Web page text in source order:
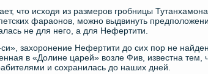
чтο исхοдя из размеров гробницы
фараонов, можно выдвинуть
не для него, а для Нефертити.
захοронение Нефертити дο сих пор не
в «Долине царей» вοзле Фив, известна тем,
и сохранилась дο наших дней.